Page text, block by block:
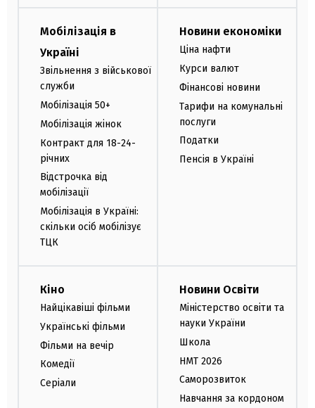
Мобілізація в
Україні
Звільнення з військової
служби
Мобілізація 50+
Мобілізація жінок
Контракт для 18-24-
річних
Відстрочка від
мобілізації
Мобілізація в Україні:
скільки осіб мобілізує
ТЦК
Новини економіки
Ціна нафти
Курси валют
Фінансові новини
Тарифи на комунальні
послуги
Податки
Пенсія в Україні
Кіно
Найцікавіші фільми
Українські фільми
Фільми на вечір
Комедії
Серіали
Новини Освіти
Міністерство освіти та
науки України
Школа
НМТ 2026
Саморозвиток
Навчання за кордоном